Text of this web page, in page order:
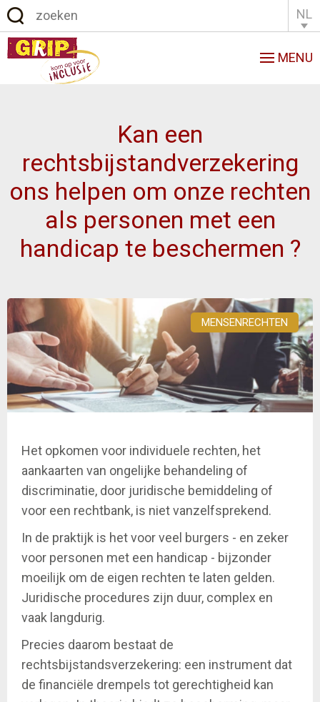
NL
MENU
Kan een
rechtsbijstandverzekering
ons helpen om onze rechten
als personen met een
handicap te beschermen ?
MENSENRECHTEN
Het opkomen voor individuele rechten, het
aankaarten van ongelijke behandeling of
discriminatie, door juridische bemiddeling of
voor een rechtbank, is niet vanzelfsprekend.
In de praktijk is het voor veel burgers - en zeker
voor personen met een handicap - bijzonder
moeilijk om de eigen rechten te laten gelden.
Juridische procedures zijn duur, complex en
vaak langdurig.
Precies daarom bestaat de
rechtsbijstandsverzekering: een instrument dat
de financiële drempels tot gerechtigheid kan